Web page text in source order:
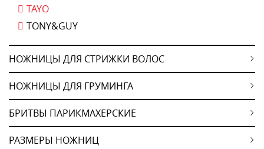
TAYO
TONY&GUY
НОЖНИЦЫ ДЛЯ СТРИЖКИ ВОЛОС
НОЖНИЦЫ ДЛЯ ГРУМИНГА
БРИТВЫ ПАРИКМАХЕРСКИЕ
РАЗМЕРЫ НОЖНИЦ